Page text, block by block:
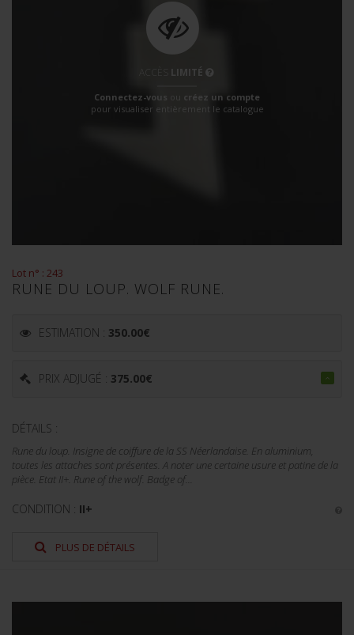
LIMITÉ
Connectez-vous ou créez un compte
pour visualiser entièrement le catalogue
Lot n° : 243
RUNE DU LOUP. WOLF RUNE.
ESTIMATION : 350.00€
PRIX ADJUGÉ : 375.00€
DÉTAILS :
Rune du loup. Insigne de coiffure de la SS Néerlandaise. En aluminium,
toutes les attaches sont présentes. A noter une certaine usure et patine de la
pièce. Etat II+. Rune of the wolf. Badge of...
CONDITION : II+
PLUS DE DÉTAILS